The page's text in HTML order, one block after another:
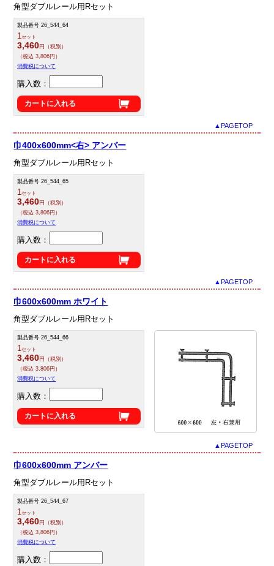
角型ダブルレール用Rセット
製品番号 26_544_64
1セット
3,460円（税別）
（税込 3,806円）
消費税について
購入数：
カートに入れる
▲PAGETOP
巾400x600mm<右> アンバー
角型ダブルレール用Rセット
製品番号 26_544_65
1セット
3,460円（税別）
（税込 3,806円）
消費税について
購入数：
カートに入れる
▲PAGETOP
巾600x600mm ホワイト
角型ダブルレール用Rセット
製品番号 26_544_66
1セット
3,460円（税別）
（税込 3,806円）
消費税について
購入数：
カートに入れる
▲PAGETOP
巾600x600mm アンバー
角型ダブルレール用Rセット
製品番号 26_544_67
1セット
3,460円（税別）
（税込 3,806円）
消費税について
購入数：